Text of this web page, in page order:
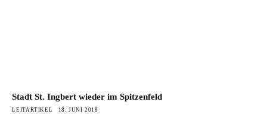
Stadt St. Ingbert wieder im Spitzenfeld
LEITARTIKEL 18. JUNI 2018